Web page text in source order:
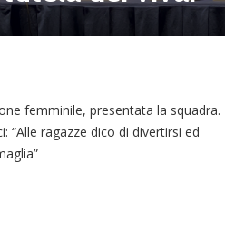
femminile, presentata la squadra.
“Alle ragazze dico di divertirsi ed